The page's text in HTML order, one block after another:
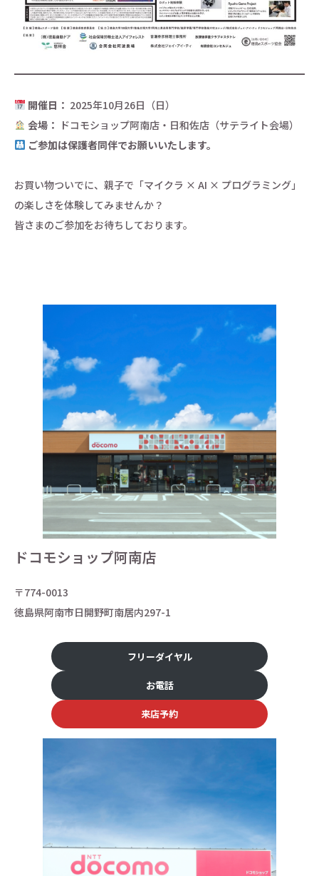
開催日： 2025年10月26日（日）
会場： ドコモショップ阿南店・日和佐店（サテライト会場）
ご参加は保護者同伴でお願いいたします。
お買い物ついでに、親子で「マイクラ × AI × プログラミング」
の楽しさを体験してみませんか？
皆さまのご参加をお待ちしております。
ドコモショップ阿南店
〒774-0013
徳島県阿南市日開野町南居内297-1
フリーダイヤル
お電話
来店予約